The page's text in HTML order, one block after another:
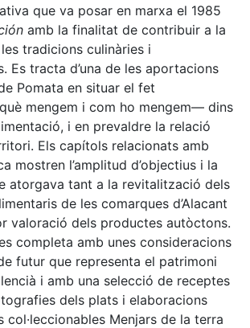
que va posar en marxa el 1985
amb la finalitat de contribuir a la
tradicions culinàries i
Es tracta d’una de les aportacions
Pomata en situar el fet
mengem i com ho mengem— dins
i en prevaldre la relació
Els capítols relacionats amb
mostren l’amplitud d’objectius i la
atorgava tant a la revitalització dels
de les comarques d’Alacant
valoració dels productes autòctons.
completa amb unes consideracions
futur que representa el patrimoni
i amb una selecció de receptes
dels plats i elaboracions
col·leccionables Menjars de la terra